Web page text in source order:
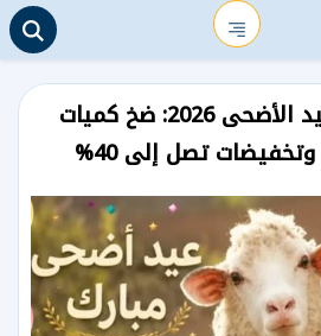
الدولة تستعد لعيد الأضحى 2026: ضخ كميات
تصل إلى 40%